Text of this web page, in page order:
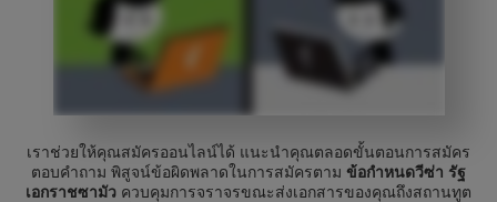
เราช่วยให้คุณสมัครออนไลน์ได้ แนะนำคุณตลอดขั้นตอนการสมัคร
ตอบคำถาม พิสูจน์ข้อผิดพลาดในการสมัครตาม ข้อกำหนดวีซ่า รัฐ
เอกราชซามัว ควบคุมการจราจรขณะส่งเอกสารของคุณถึงสถานทูต